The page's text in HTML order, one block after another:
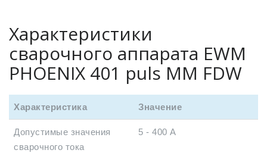
Характеристики
сварочного аппарата EWM
PHOENIX 401 puls MM FDW
Характеристика Значение
Допустимые значения
сварочного тока
5 - 400 А